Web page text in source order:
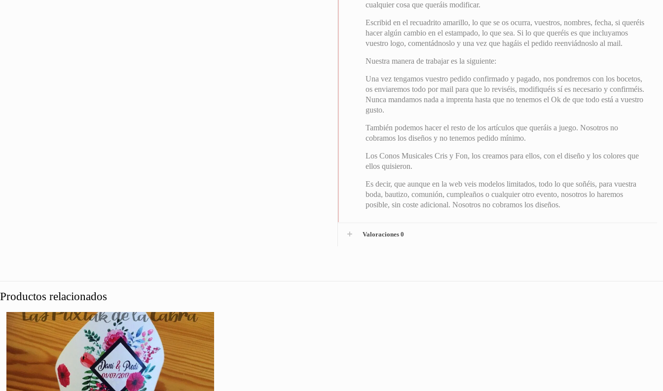
cualquier cosa que queráis modificar.
Escribid en el recuadrito amarillo, lo que se os ocurra, vuestros, nombres, fecha, si queréis
hacer algún cambio en el estampado, lo que sea. Si lo que queréis es que incluyamos
vuestro logo, comentádnoslo y una vez que hagáis el pedido reenviádnoslo al mail.
Nuestra manera de trabajar es la siguiente:
Una vez tengamos vuestro pedido confirmado y pagado, nos pondremos con los bocetos,
os enviaremos todo por mail para que lo reviséis, modifiquéis sí es necesario y confirméis.
Nunca mandamos nada a imprenta hasta que no tenemos el Ok de que todo está a vuestro
gusto.
También podemos hacer el resto de los artículos que queráis a juego. Nosotros no
cobramos los diseños y no tenemos pedido mínimo.
Los Conos Musicales Cris y Fon, los creamos para ellos, con el diseño y los colores que
ellos quisieron.
Es decir, que aunque en la web veis modelos limitados, todo lo que soñéis, para vuestra
boda, bautizo, comunión, cumpleaños o cualquier otro evento, nosotros lo haremos
posible, sin coste adicional. Nosotros no cobramos los diseños.
Valoraciones 0
Productos relacionados